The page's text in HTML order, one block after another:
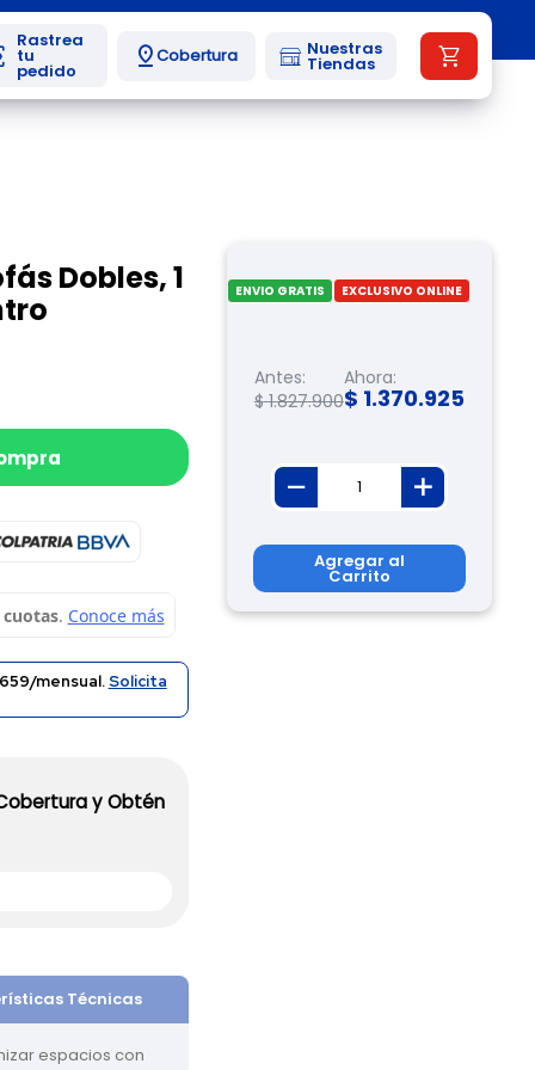
Cobertura Nuestras
Tiendas
Dobles, 1
mensual.Solicita
y Obtén
Técnicas
espacios con
ENVIO GRATIS EXCLUSIVO ONLINE
Antes:
$ 1.827.900
Ahora:
$ 1.370.925
Agregar al
Carrito